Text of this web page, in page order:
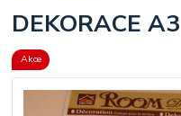
DEKORACE
Akce